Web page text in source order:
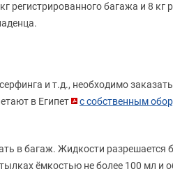
багажа и 8 кг
и т.д., необходимо
в Египет
с собственным
в багаж. Жидкости разрешается
ёмкостью не более 100 мл и